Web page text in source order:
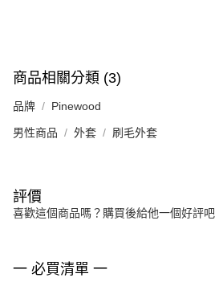
商品相關分類 (3)
品牌 Pinewood
男性商品 外套 刷毛外套
評價
喜歡這個商品嗎？購買後給他一個好評吧
一 必買清單 一